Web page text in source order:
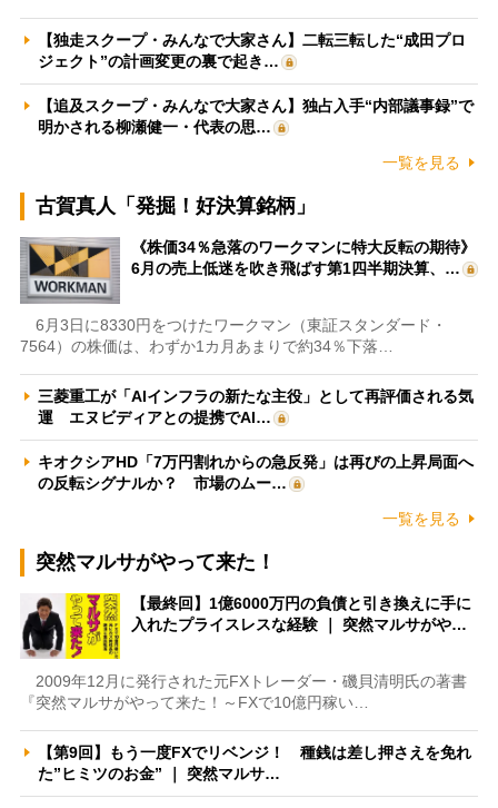
【独走スクープ・みんなで大家さん】二転三転した“成田プロ
ジェクト”の計画変更の裏で起き…
【追及スクープ・みんなで大家さん】独占入手“内部議事録”で
明かされる柳瀬健一・代表の思…
一覧を見る
古賀真人「発掘！好決算銘柄」
《株価34％急落のワークマンに特大反転の期待》
6月の売上低迷を吹き飛ばす第1四半期決算、…
6月3日に8330円をつけたワークマン（東証スタンダード・
7564）の株価は、わずか1カ月あまりで約34％下落…
三菱重工が「AIインフラの新たな主役」として再評価される気
運 エヌビディアとの提携でAI…
キオクシアHD「7万円割れからの急反発」は再びの上昇局面へ
の反転シグナルか？ 市場のムー…
一覧を見る
突然マルサがやって来た！
【最終回】1億6000万円の負債と引き換えに手に
入れたプライスレスな経験 ｜ 突然マルサがや…
2009年12月に発行された元FXトレーダー・磯貝清明氏の著書
『突然マルサがやって来た！～FXで10億円稼い…
【第9回】もう一度FXでリベンジ！ 種銭は差し押さえを免れ
た”ヒミツのお金” ｜ 突然マルサ…